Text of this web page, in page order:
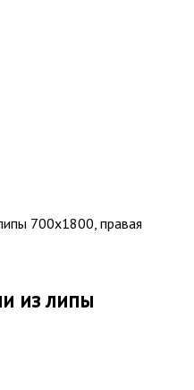
700х1800, правая
из липы